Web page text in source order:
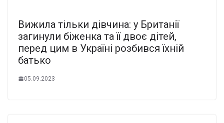
Вижила тільки дівчина: у Британії
загинули біженка та її двоє дітей,
перед цим в Україні розбився їхній
батько
05.09.2023